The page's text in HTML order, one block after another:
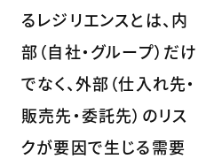
るレジリエンスとは、内
部（自社・グループ）だけ
でなく、外部（仕入れ先・
販売先・委託先）のリス
クが要因で生じる需要